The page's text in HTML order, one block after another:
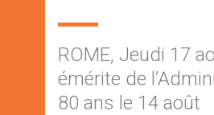
ROME, Jeudi 17
émérite de
80 ans le 14 août